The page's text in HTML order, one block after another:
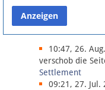
Datenschutz
Über Lobbypedia
Impressum
10:47, 26.
verschob die
Settlement
09:21, 27. Jul.